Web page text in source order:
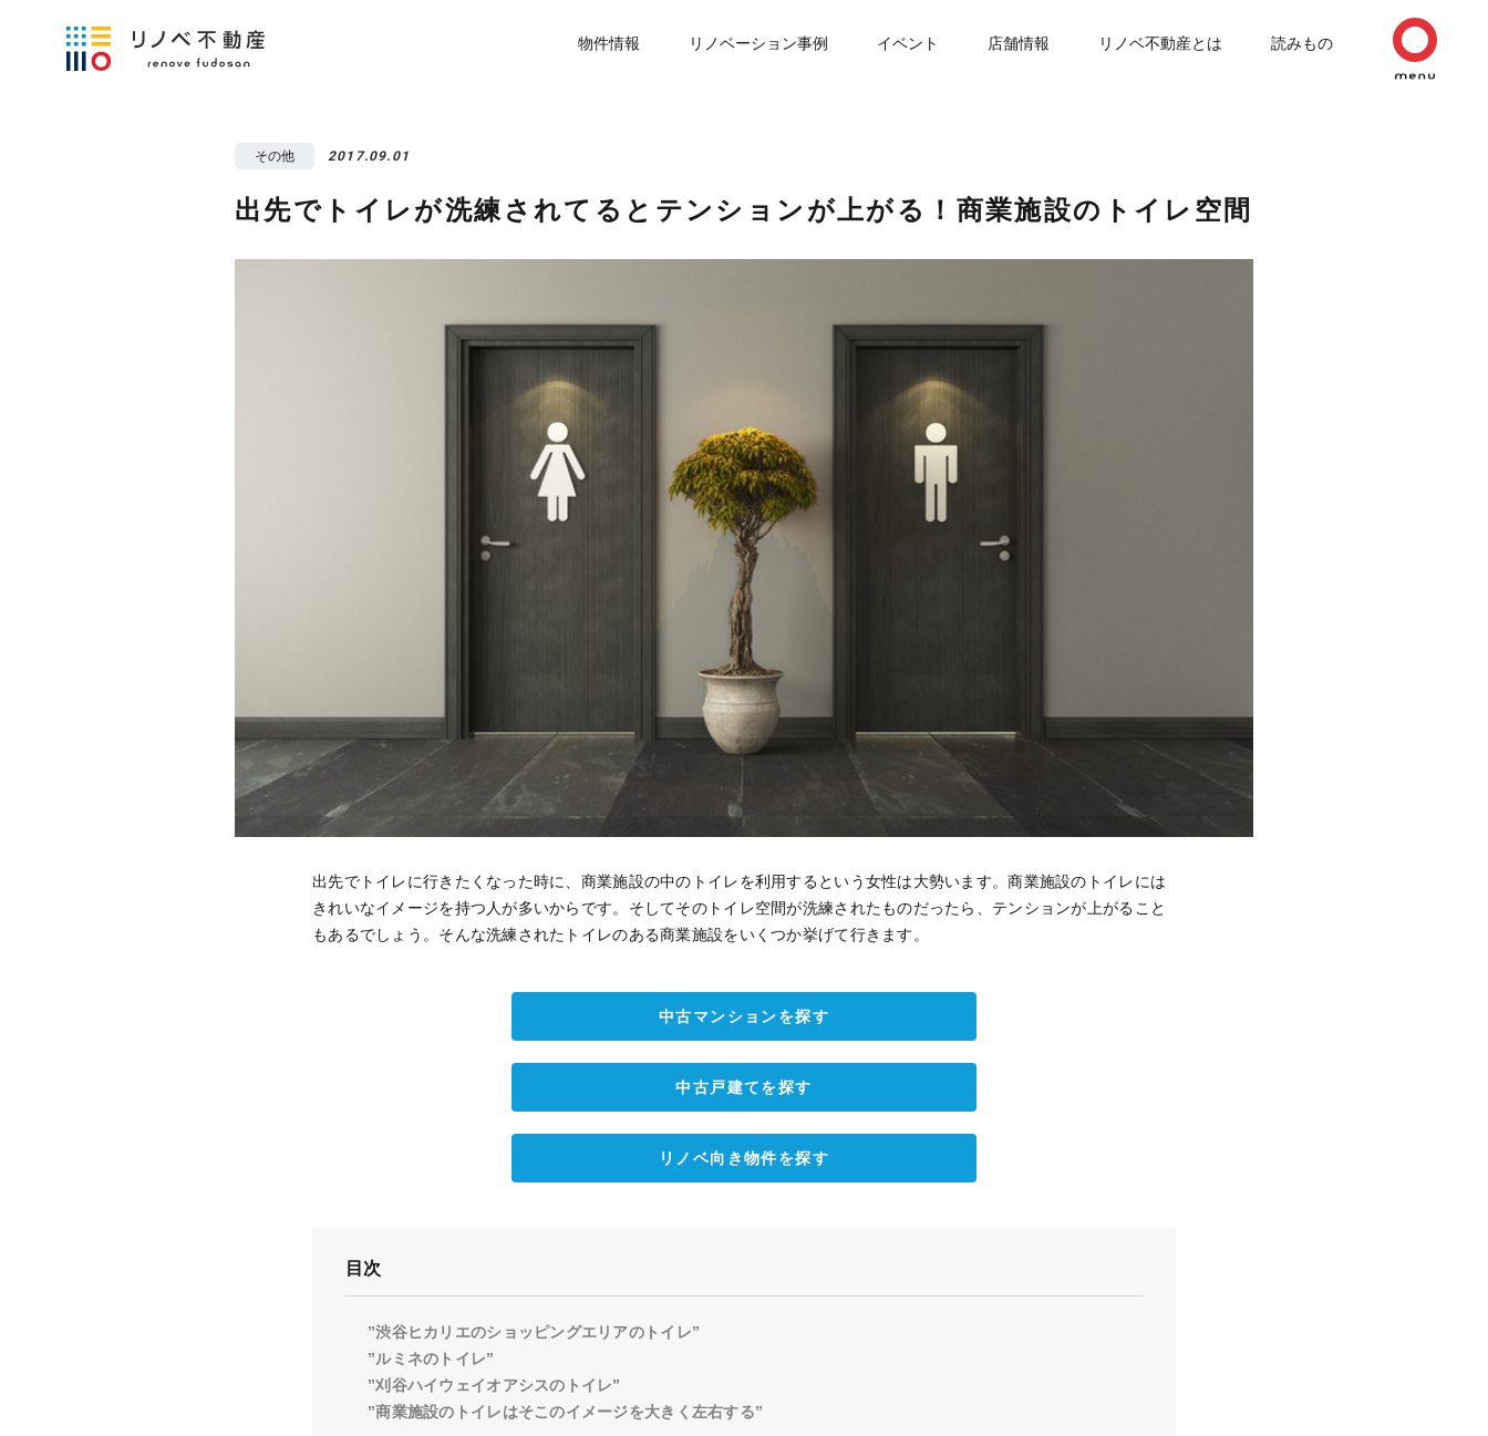
物件情報 リノベーション事例 イベント 店舗情報 リノベ不動産とは 読みもの
その他 2017.09.01
出先でトイレが洗練されてるとテンションが上がる！商業施設のトイレ空間
出先でトイレに行きたくなった時に、商業施設の中のトイレを利用するという女性は大勢います。商業施設のトイレには
きれいなイメージを持つ人が多いからです。そしてそのトイレ空間が洗練されたものだったら、テンションが上がること
もあるでしょう。そんな洗練されたトイレのある商業施設をいくつか挙げて行きます。
中古マンションを探す
中古戸建てを探す
リノベ向き物件を探す
目次
”渋谷ヒカリエのショッピングエリアのトイレ”
”ルミネのトイレ”
”刈谷ハイウェイオアシスのトイレ”
”商業施設のトイレはそこのイメージを大きく左右する”